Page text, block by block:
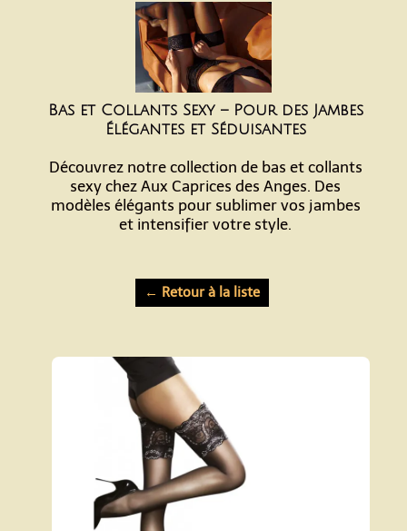
Bas et Collants Sexy – Pour des Jambes
Élégantes et Séduisantes
Découvrez notre collection de bas et collants
sexy chez Aux Caprices des Anges. Des
modèles élégants pour sublimer vos jambes
et intensifier votre style.
← Retour à la liste